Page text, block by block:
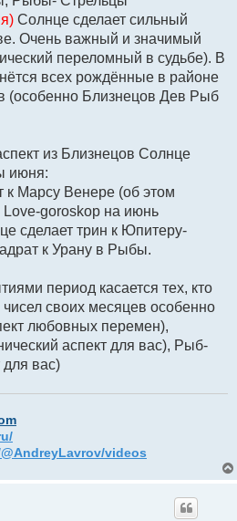
Солнце сделает сильный
Очень важный и значимый
переломный в судьбе). В
всех рождённые в районе
(особенно Близнецов Дев Рыб
из Близнецов Солнце
июня:
к Марсу Венере (об этом
Love-goroskop на июнь
сделает трин к Юпитеру-
к Урану в Рыбы.
период касается тех, кто
своих месяцев особенно
любовных перемен),
аспект для вас), Рыб-
для вас)
videos